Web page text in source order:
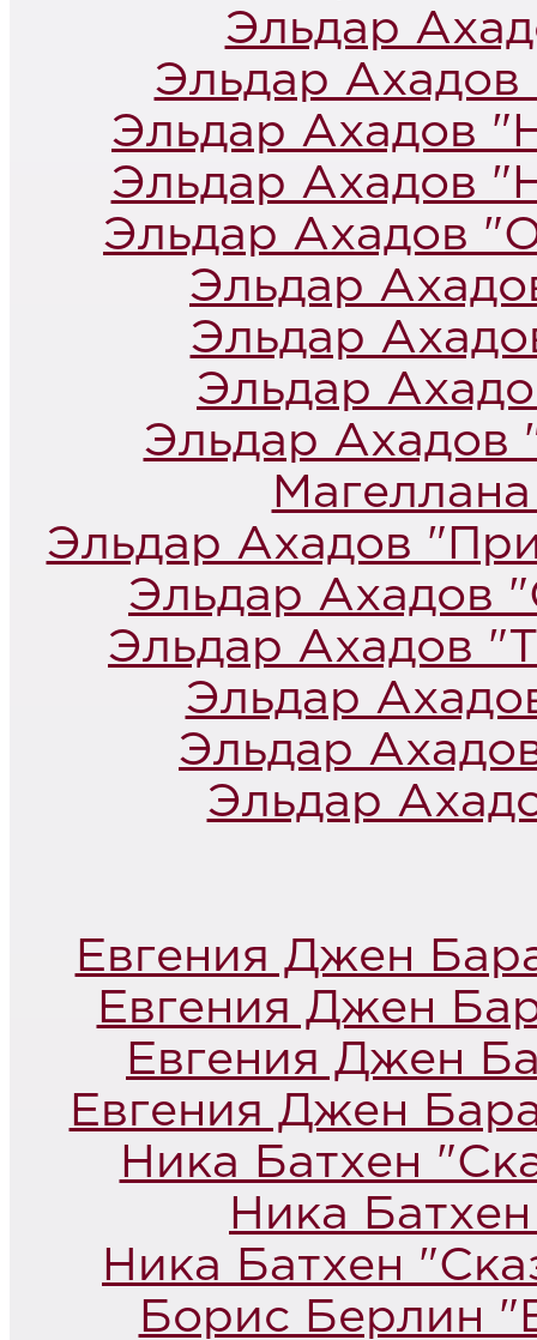
Эльдар
Эльдар Ахадов
Эльдар Ахадов
Эльдар Ахадов
Эльдар Ахадов
Эльдар
Эльдар
Эльдар
Эльдар Ахадов
Эльдар Ахадов
Эльдар Ахадов
Эльдар Ахадов
Эльдар
Эльдар
Эльдар
Евгения Джен
Евгения Джен
Евгения Джен
Евгения Джен
Ника Батхен
Ника
Ника Батхен
Борис Берлин